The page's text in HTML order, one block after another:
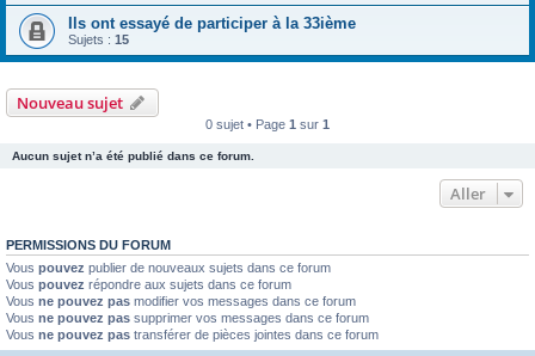
Ils ont essayé de participer à la 33ième
Sujets : 15
Nouveau sujet
0 sujet • Page 1 sur 1
Aucun sujet n’a été publié dans ce forum.
Aller
PERMISSIONS DU FORUM
Vous pouvez publier de nouveaux sujets dans ce forum
Vous pouvez répondre aux sujets dans ce forum
Vous ne pouvez pas modifier vos messages dans ce forum
Vous ne pouvez pas supprimer vos messages dans ce forum
Vous ne pouvez pas transférer de pièces jointes dans ce forum